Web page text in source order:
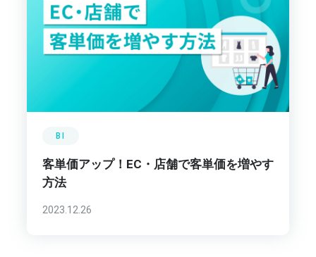
BI
客単価アップ！EC・店舗で客単価を増やす
方法
2023.12.26